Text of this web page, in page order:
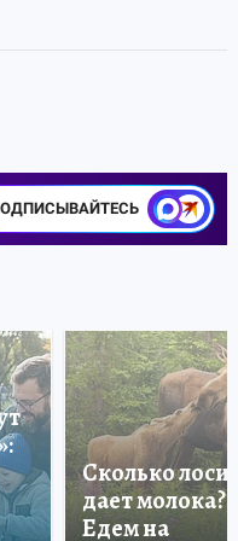
Сколько лосиха
дает молока?
Едем на